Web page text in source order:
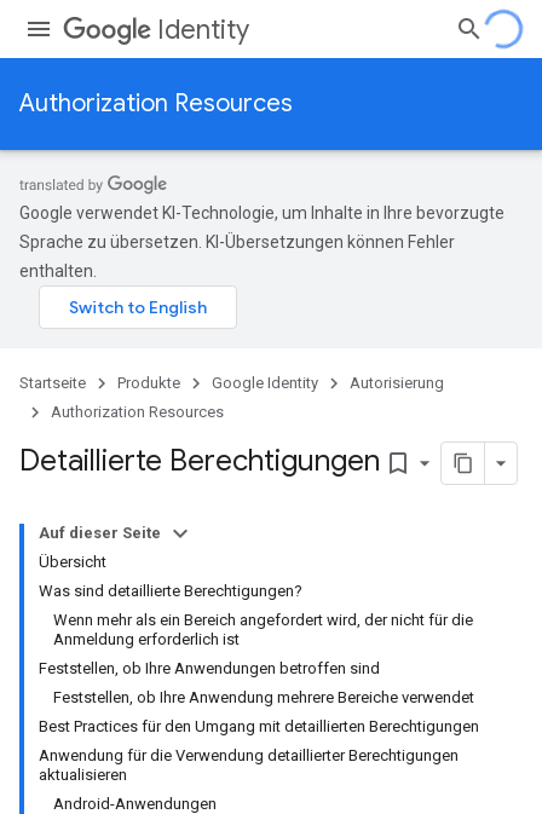
Identity
Authorization Resources
Google verwendet KI-Technologie, um Inhalte in Ihre bevorzugte
Sprache zu übersetzen. KI-Übersetzungen können Fehler
enthalten.
Startseite Produkte Google Identity
Autorisierung
Authorization Resources
Detaillierte Berechtigungen bookmark_border
Auf dieser Seite
Übersicht
Was sind detaillierte Berechtigungen?
Wenn mehr als ein Bereich angefordert wird, der nicht für die
Anmeldung erforderlich ist
Feststellen, ob Ihre Anwendungen betroffen sind
Feststellen, ob Ihre Anwendung mehrere Bereiche verwendet
Best Practices für den Umgang mit detaillierten Berechtigungen
Anwendung für die Verwendung detaillierter Berechtigungen
aktualisieren
Android-Anwendungen